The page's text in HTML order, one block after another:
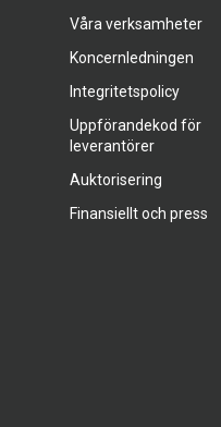
Våra verksamheter
Koncernledningen
Integritetspolicy
Uppförandekod för
leverantörer
Auktorisering
Finansiellt och press